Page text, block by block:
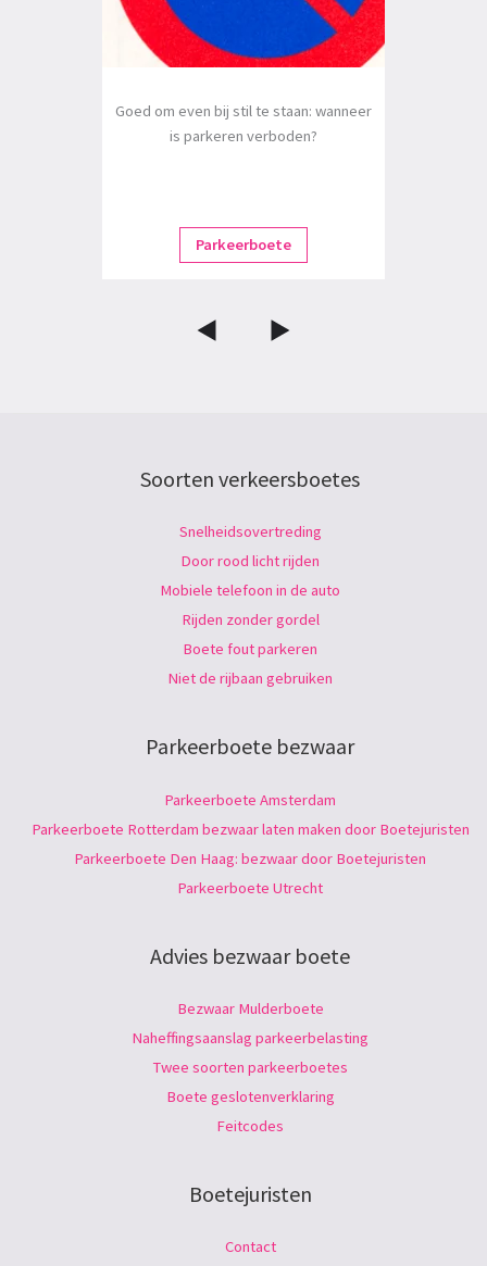
Goed om even bij stil te staan: wanneer
is parkeren verboden?
Parkeerboete
Soorten verkeersboetes
Snelheidsovertreding
Door rood licht rijden
Mobiele telefoon in de auto
Rijden zonder gordel
Boete fout parkeren
Niet de rijbaan gebruiken
Parkeerboete bezwaar
Parkeerboete Amsterdam
Parkeerboete Rotterdam bezwaar laten maken door Boetejuristen
Parkeerboete Den Haag: bezwaar door Boetejuristen
Parkeerboete Utrecht
Advies bezwaar boete
Bezwaar Mulderboete
Naheffingsaanslag parkeerbelasting
Twee soorten parkeerboetes
Boete geslotenverklaring
Feitcodes
Boetejuristen
Contact